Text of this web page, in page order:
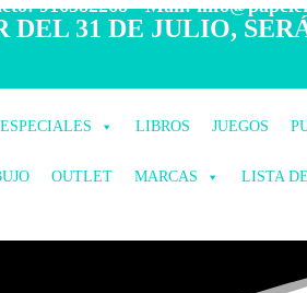
916582268 - Mail:
31 DE JULIO,
ESPECIALES LIBROS JUEGOS
OUTLET MARCAS LISTA